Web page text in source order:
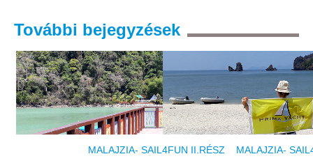
További bejegyzések
MALAJZIA- SAIL4FUN II.RÉSZ MALAJZIA-